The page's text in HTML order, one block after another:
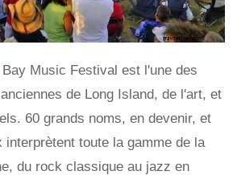
Music Festival est l'une des
de Long Island, de l'art, et
60 grands noms, en devenir, et
toute la gamme de la
du rock classique au jazz en